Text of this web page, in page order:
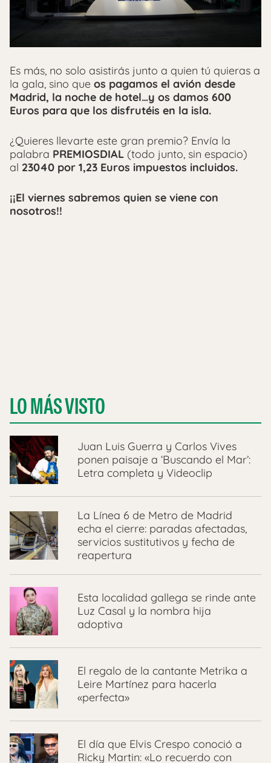
Es más, no solo asistirás junto a quien tú quieras a
la gala, sino que os pagamos el avión desde
Madrid, la noche de hotel…y os damos 600
Euros para que los disfrutéis en la isla.
¿Quieres llevarte este gran premio? Envía la
palabra PREMIOSDIAL (todo junto, sin espacio)
al 23040 por 1,23 Euros impuestos incluidos.
¡¡El viernes sabremos quien se viene con
nosotros!!
LO MÁS VISTO
Juan Luis Guerra y Carlos Vives
ponen paisaje a ‘Buscando el Mar’:
Letra completa y Videoclip
La Línea 6 de Metro de Madrid
echa el cierre: paradas afectadas,
servicios sustitutivos y fecha de
reapertura
Esta localidad gallega se rinde ante
Luz Casal y la nombra hija
adoptiva
El regalo de la cantante Metrika a
Leire Martínez para hacerla
«perfecta»
El día que Elvis Crespo conoció a
Ricky Martin: «Lo recuerdo con